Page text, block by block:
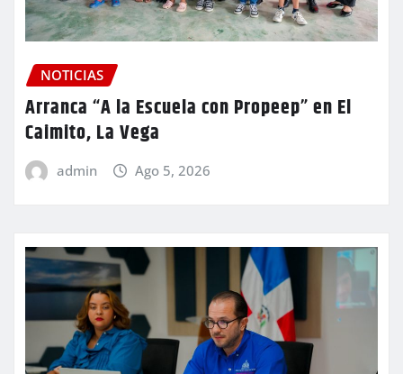
NOTICIAS
Arranca “A la Escuela con Propeep” en El
Caimito, La Vega
admin Ago 5, 2026